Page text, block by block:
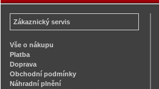
Zákaznický servis
Vše o nákupu
Platba
Doprava
Obchodní podmínky
Náhradní plnění